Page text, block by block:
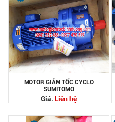
MOTOR GIẢM TỐC CYCLO
SUMITOMO
Giá: Liên hệ